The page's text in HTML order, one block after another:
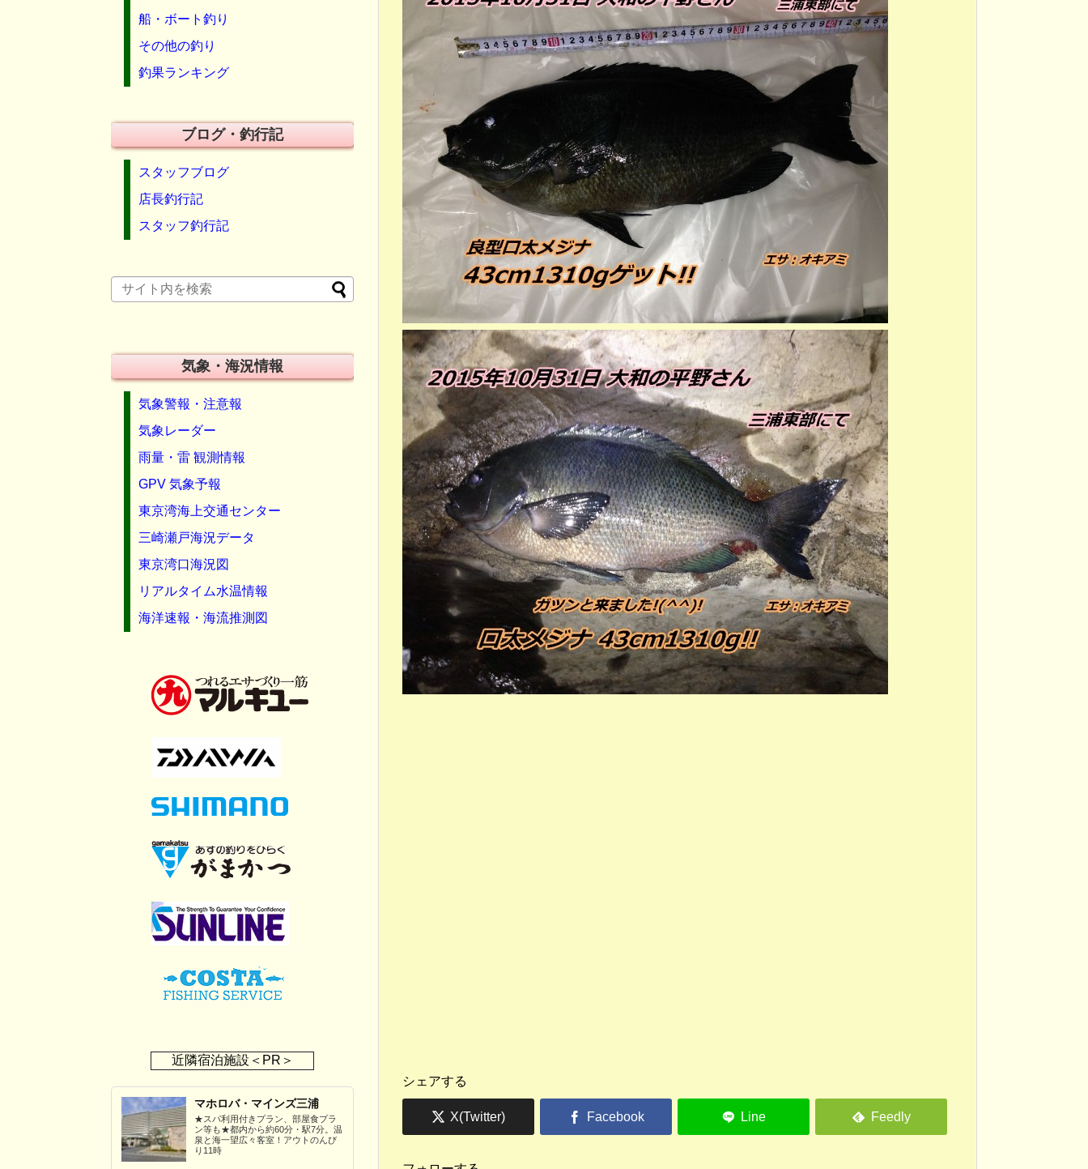
シェアする
船・ボート釣り
その他の釣り
釣果ランキング
ブログ・釣行記
スタッフブログ
店長釣行記
スタッフ釣行記
気象・海況情報
気象警報・注意報
気象レーダー
雨量・雷 観測情報
GPV 気象予報
東京湾海上交通センター
三崎瀬戸海況データ
東京湾口海況図
リアルタイム水温情報
海洋速報・海流推測図
近隣宿泊施設＜PR＞
マホロバ・マインズ三浦
★スパ利用付きプラン、部屋食プラ
ン等も★都内から約60分・駅7分。温
泉と海一望広々客室！アウトのんび
り11時